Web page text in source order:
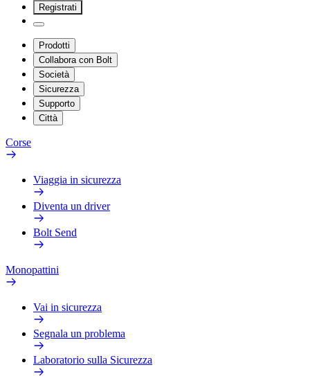
Registrati
Prodotti
Collabora con Bolt
Società
Sicurezza
Supporto
Città
Corse
Viaggia in sicurezza
Diventa un driver
Bolt Send
Monopattini
Vai in sicurezza
Segnala un problema
Laboratorio sulla Sicurezza